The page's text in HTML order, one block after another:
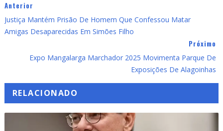
Anterior
Justiça Mantém Prisão De Homem Que Confessou Matar
Amigas Desaparecidas Em Simões Filho
Próximo
Expo Mangalarga Marchador 2025 Movimenta Parque De
Exposições De Alagoinhas
RELACIONADO